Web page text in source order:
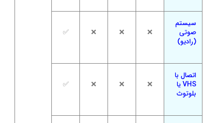
سیستم
صوتی
(رادیو)
❌
❌
❌
✅
اتصال با
VHS یا
بلوتوث
❌
❌
❌
✅